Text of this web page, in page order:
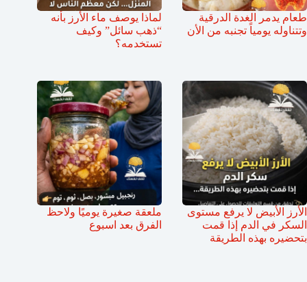
طعام يدمر الغدة الدرقية
وتتناوله يومياً تجنبه من الأن
لماذا يوصف ماء الأرز بأنه
“ذهب سائل” وكيف
تستخدمه؟
الأرز الأبيض لا يرفع مستوى
السكر في الدم إذا قمت
بتحضيره بهذه الطريقة
ملعقة صغيرة يوميًا ولاحظ
الفرق بعد اسبوع